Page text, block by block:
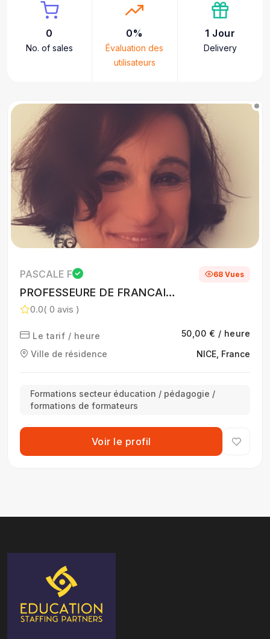
0
No. of sales
0%
Évaluation des
utilisateurs
1 Jour
Delivery
PASCALE F
PROFESSEURE DE FRANCAIS
- HISTOIRE GEOGRAPHIE
CULTURE GENERALE - FLE
0.0( 0 avis )
68 Vues
Le tarif / heure
50,00 € / heure
Ville de résidence
NICE, France
Formations secteur éducation / pédagogie /
formations de formateurs
Voir le profil